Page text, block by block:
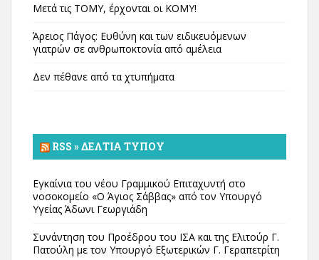
Μετά τις ΤΟΜΥ, έρχονται οι ΚΟΜΥ!
Άρειος Πάγος: Ευθύνη και των ειδικευόμενων
γιατρών σε ανθρωποκτονία από αμέλεια
Δεν πέθανε από τα χτυπήματα
RSS » ΔΕΛΤΊΑ ΤΎΠΟΥ
Εγκαίνια του νέου Γραμμικού Επιταχυντή στο
νοσοκομείο «Ο Άγιος Σάββας» από τον Υπουργό
Υγείας Άδωνι Γεωργιάδη
Συνάντηση του Προέδρου του ΙΣΑ και της Ελιτούρ Γ.
Πατούλη με τον Υπουργό Εξωτερικών Γ. Γεραπετρίτη